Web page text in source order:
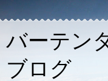
バーテン
ブログ